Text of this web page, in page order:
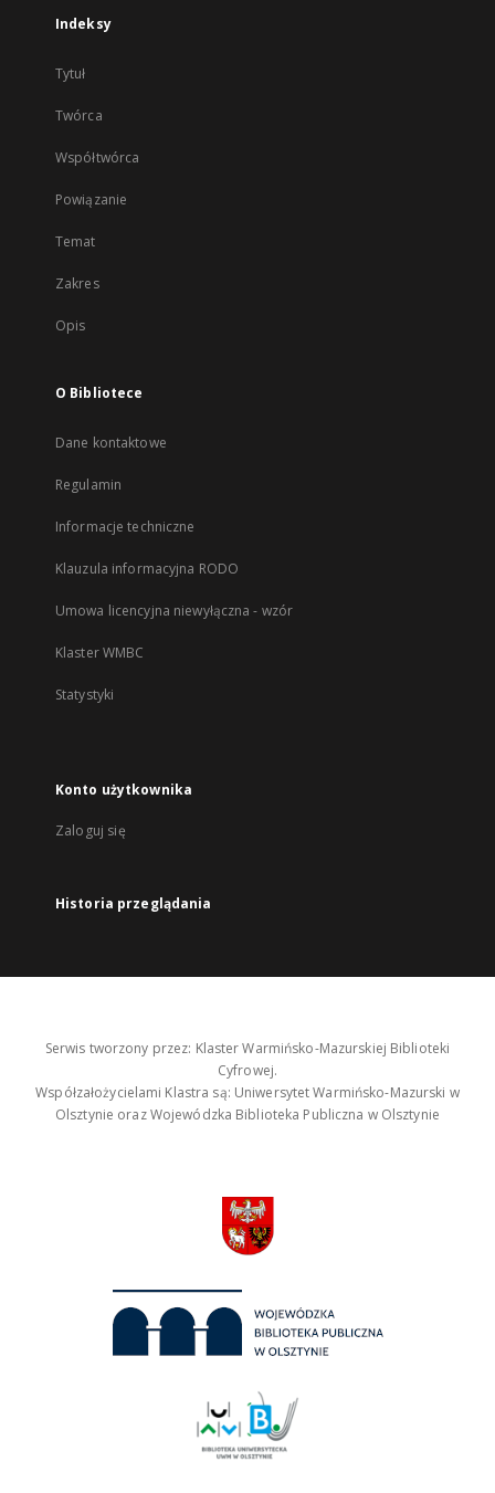
Indeksy
Tytuł
Twórca
Współtwórca
Powiązanie
Temat
Zakres
Opis
O Bibliotece
Dane kontaktowe
Regulamin
Informacje techniczne
Klauzula informacyjna RODO
Umowa licencyjna niewyłączna - wzór
Klaster WMBC
Statystyki
Konto użytkownika
Zaloguj się
Historia przeglądania
Serwis tworzony przez: Klaster Warmińsko-Mazurskiej Biblioteki
Cyfrowej.
Współzałożycielami Klastra są: Uniwersytet Warmińsko-Mazurski w
Olsztynie oraz Wojewódzka Biblioteka Publiczna w Olsztynie